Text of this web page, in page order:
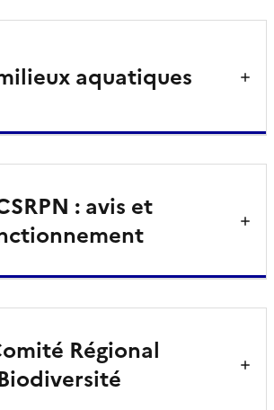
aquatiques
: avis et
Régional